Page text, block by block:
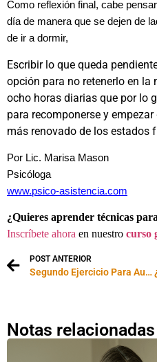
Como reflexión final, cabe
día de manera que se dejen de
de ir a dormir,
Escribir lo que queda
opción para no retenerlo en
ocho horas diarias que por lo
para recomponerse y
más renovado de los estados
Por Lic. Marisa Mason
Psicóloga
www.psico-asistencia.com
¿Quieres aprender técnicas
Inscríbete ahora en nuestro curso
POST ANTERIOR
Segundo Ejercicio Para Aumentar El Deseo Sexual
Notas relacionadas